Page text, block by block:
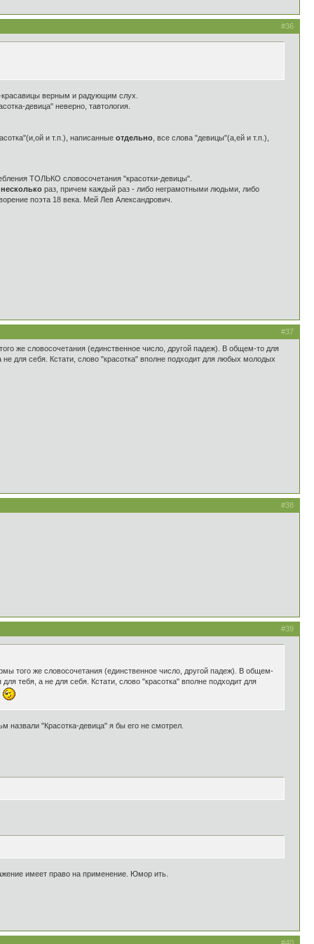
#36
красавицы верным и радующим слух.
девица" неверно, тавтология.
и т.п.), написанные отдельно , все слова "девицы"(а,ей и т.п.),
ТОЛЬКО словосочетания "красотки-девицы".
несколько раз, причем каждый раз - либо неграмотными людьми, либо
поэта 18 века. Мей Лев Александрович.
#37
же словосочетания (единственное число, другой падеж). В общем-то для
для себя. Кстати, слово "красотка" вполне подходит для любых молодых
#38
#39
того же словосочетания (единственное число, другой падеж). В общем-
тебя, а не для себя. Кстати, слово "красотка" вполне подходит для
назвали "Красотка-девица" я бы его не смотрел.
имеет право на применение. Юмор ить.